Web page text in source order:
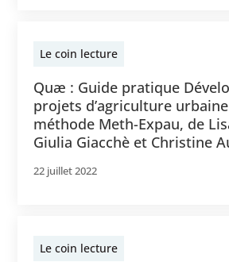
Le coin lecture
Quæ : Guide pratique
projets d’agriculture
méthode Meth-Expau, de
Giulia Giacchè et Christine
22 juillet 2022
Le coin lecture